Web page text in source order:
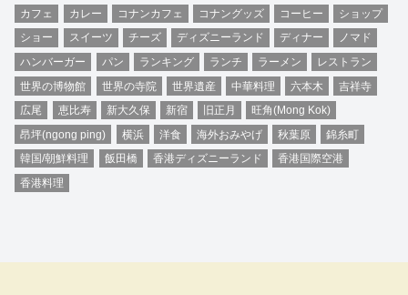
カフェ
カレー コナンカフェ コナングッズ コーヒー
ショップ
ショー
スイーツ チーズ ディズニーランド ディナー
ノマド
ハンバーガー
パン ランキング ランチ ラーメン
レストラン
世界の博物館
世界の寺院 世界遺産 中華料理 六本木
吉祥寺
広尾
恵比寿 新大久保 新宿 旧正月
旺角(Mong Kok)
昂坪(ngong ping)
横浜 洋食 海外おみやげ 秋葉原
錦糸町
韓国/朝鮮料理
飯田橋 香港ディズニーランド
香港国際空港
香港料理